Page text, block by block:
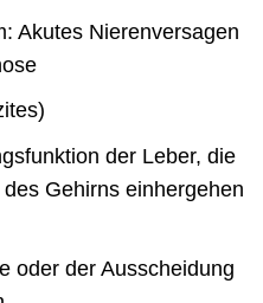
Akutes Nierenversagen
der Leber, die
Gehirns einhergehen
oder der Ausscheidung